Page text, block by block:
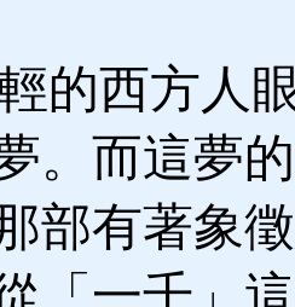
的西方人
。而這夢
部有著象
「一千」